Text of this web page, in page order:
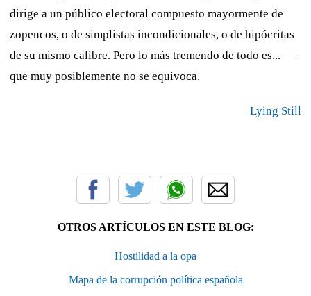
dirige a un público electoral compuesto mayormente de
zopencos, o de simplistas incondicionales, o de hipócritas
de su mismo calibre. Pero lo más tremendo de todo es... —
que muy posiblemente no se equivoca.
Lying Still
OTROS ARTÍCULOS EN ESTE BLOG:
Hostilidad a la opa
Mapa de la corrupción política española